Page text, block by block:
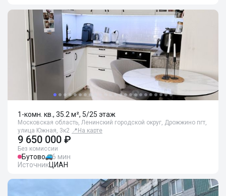
1-комн. кв., 35.2 м², 5/25 этаж
Московская область, Ленинский городской округ, Дрожжино пгт,
улица Южная, 3к2 📍 На карте
9 650 000 ₽
Без комиссии
Бутово
6 мин
ИсточникЦИАН